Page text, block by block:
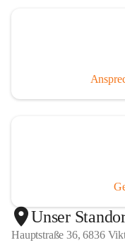
Unser
Hauptstraße 36, 6836